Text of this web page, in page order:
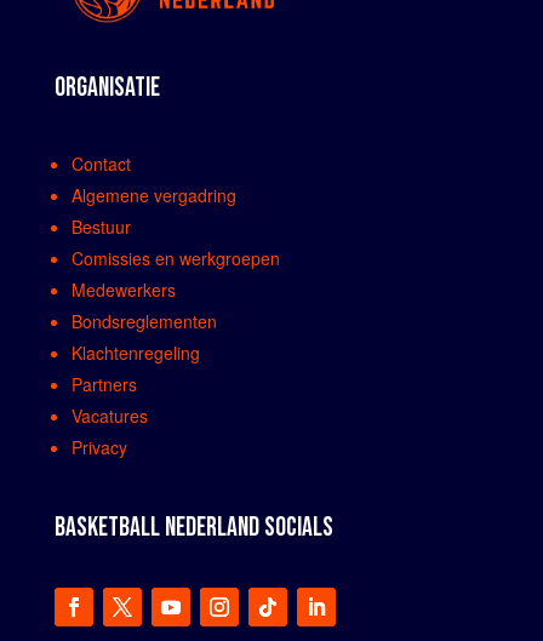
ORGANISATIE
Contact
Algemene vergadring
Bestuur
Comissies en werkgroepen
Medewerkers
Bondsreglementen
Klachtenregeling
Partners
Vacatures
Privacy
BASKETBALL NEDERLAND SOCIALS